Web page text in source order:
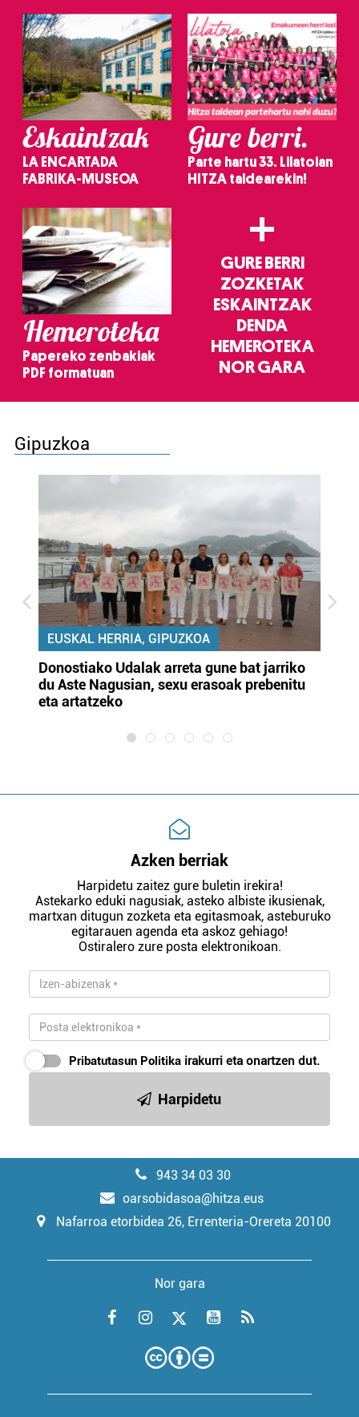
Eskaintzak
LA ENCARTADA
FABRIKA-MUSEOA
Gure berri.
Parte hartu 33. Lilatoian
HITZA taldearekin!
Hemeroteka
Papereko zenbakiak
PDF formatuan
+
GURE BERRI
ZOZKETAK
ESKAINTZAK
DENDA
HEMEROTEKA
NOR GARA
Gipuzkoa
EUSKAL HERRIA, GIPUZKOA
Donostiako Udalak arreta gune bat jarriko
du Aste Nagusian, sexu erasoak prebenitu
eta artatzeko
Azken berriak
Harpidetu zaitez gure buletin irekira!
Astekarko eduki nagusiak, asteko albiste ikusienak,
martxan ditugun zozketa eta egitasmoak, asteburuko
egitarauen agenda eta askoz gehiago!
Ostiralero zure posta elektronikoan.
Pribatutasun Politika irakurri eta onartzen dut.
Harpidetu
943 34 03 30
oarsobidasoa@hitza.eus
Nafarroa etorbidea 26, Errenteria-Orereta 20100
Nor gara